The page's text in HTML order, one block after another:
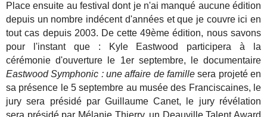
Place ensuite au festival dont je n'ai manqué aucune édition
depuis un nombre indécent d'années et que je couvre ici en
tout cas depuis 2003. De cette 49ème édition, nous savons
pour l'instant que : Kyle Eastwood participera à la
cérémonie d'ouverture le 1er septembre, le documentaire
Eastwood Symphonic : une affaire de famillesera projeté en
sa présence le 5 septembre au musée des Franciscaines, le
jury sera présidé par Guillaume Canet, le jury révélation
sera présidé par Mélanie Thierry, un Deauville Talent Award